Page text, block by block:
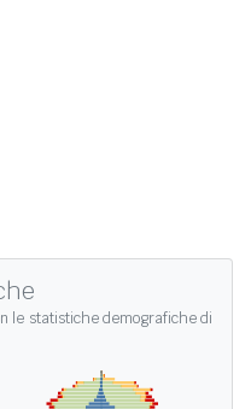
le statistiche demografiche di